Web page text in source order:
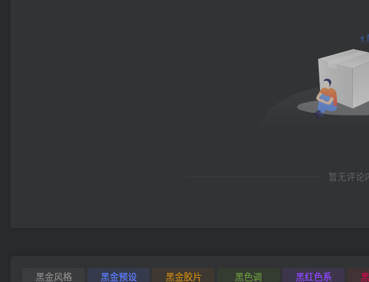
暂无评论
黑金风格 黑金预设 黑金胶片 黑色调 黑红色系